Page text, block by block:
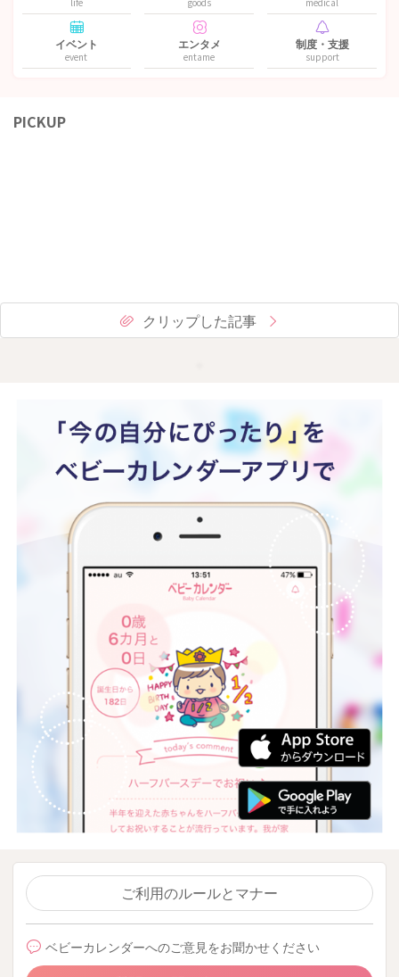
イベント
event
エンタメ
entame
制度・支援
support
PICKUP
クリップした記事
ご利用のルールとマナー
ベビーカレンダーへのご意見をお聞かせください